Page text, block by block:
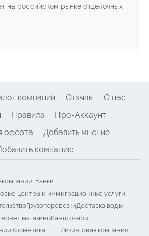
на российском рынке отделочных
компаний Отзывы
О нас
Правила
Про-Аккаунт
оферта
Добавить мнение
компанию
Банки
центры и иммиграционные услуги
ГрузоперевозкиДоставка воды
магазиныКанцтовары
Косметика
Лизинговая компания